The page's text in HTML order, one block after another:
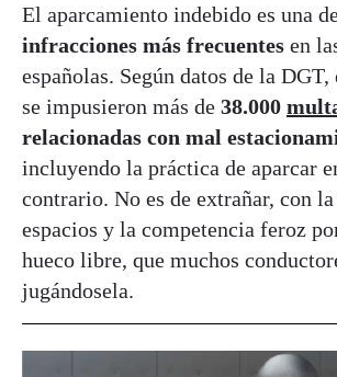
El aparcamiento indebido es una
infracciones más frecuentes en
españolas. Según datos de la DGT,
se impusieron más de 38.000
relacionadas con mal
incluyendo la práctica de aparcar
contrario. No es de extrañar, con
espacios y la competencia feroz
hueco libre, que muchos
jugándosela.